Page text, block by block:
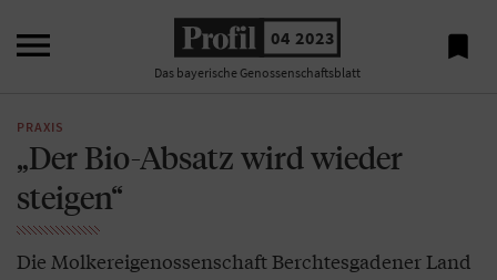
 04 2023
Das bayerische Genossenschaftsblatt

PRAXIS
„Der Bio-Absatz wird wieder
steigen“
Die Molkereigenossenschaft Berchtesgadener Land